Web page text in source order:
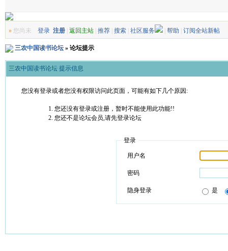
»您尚未 登录 注册| 返回主站| 推荐| 搜索| 社区服务 | 帮助 订阅全站新帖
三农中国读书论坛» 论坛提示
三农中国读书论坛 提示信息
您没有登录或者您没有权限访问此页面，可能有如下几个原因:
您还没有登录或注册，暂时不能使用此功能!!
您还不是论坛会员,请先登录论坛
登录
用户名
密码
隐身登录 是